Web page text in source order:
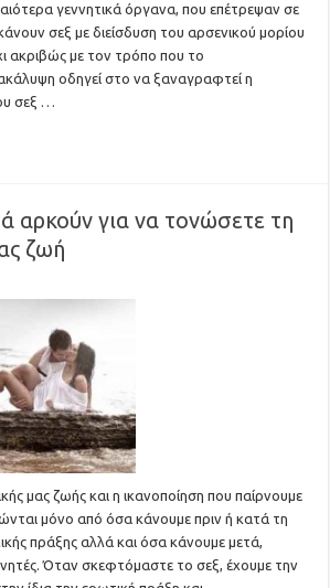
γεννητικά όργανα, που επέτρεψαν σε
σεξ με διείσδυση του αρσενικού μορίου
ακριβώς με τον τρόπο που το
οδηγεί στο να ξαναγραφτεί η
σεξ …
αρκούν για να τονώσετε τη
ζωή
μας ζωής και η ικανοποίηση που παίρνουμε
μόνο από όσα κάνουμε πριν ή κατά τη
πράξης αλλά και όσα κάνουμε μετά,
Όταν σκεφτόμαστε το σεξ, έχουμε την